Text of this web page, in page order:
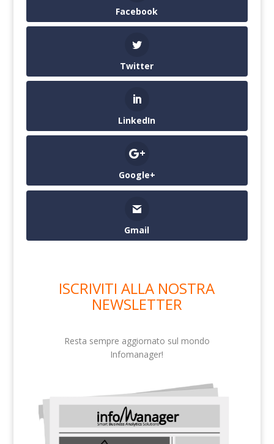
Facebook
Twitter
LinkedIn
Google+
Gmail
ISCRIVITI ALLA NOSTRA
NEWSLETTER
Resta sempre aggiornato sul mondo
Infomanager!